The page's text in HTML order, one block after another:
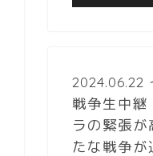
2024.06.22
戦争生中継
ラの緊張
たな戦争が